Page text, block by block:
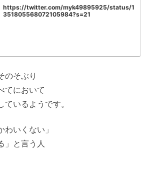
https://twitter.com/myk49895925/status/1
351805568072105984?s=21
のそぶり
てにおいて
いるようです。
わいくない」
」と言う人